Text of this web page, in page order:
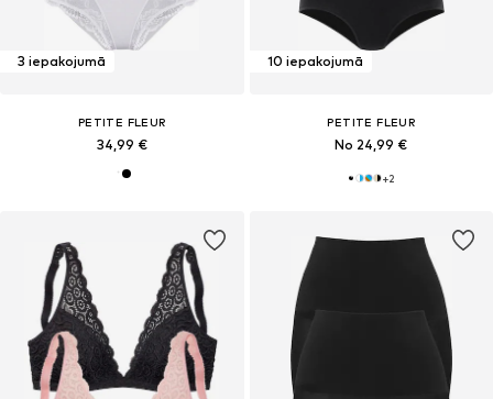
3 iepakojumā
PETITE FLEUR
34,99 €
10 iepakojumā
PETITE FLEUR
No 24,99 €
+2